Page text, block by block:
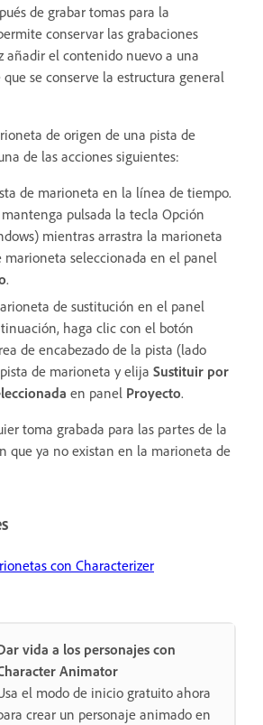
de grabar tomas para la
conservar las grabaciones
añadir el contenido nuevo a una
se conserve la estructura general
de origen de una pista de
de las acciones siguientes:
de marioneta en la línea de tiempo.
pulsada la tecla Opción
mientras arrastra la marioneta
marioneta seleccionada en el panel
.
de sustitución en el panel
haga clic con el botón
de encabezado de la pista (lado
de marioneta y elija Sustituir por
en panel Proyecto.
toma grabada para las partes de la
que ya no existan en la marioneta de
con Characterizer
vida a los personajes con
Animator
el modo de inicio gratuito ahora
crear un personaje animado en